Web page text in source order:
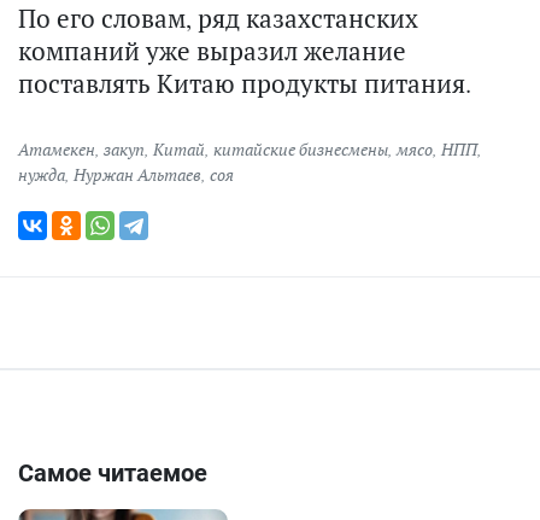
По его словам, ряд казахстанских
компаний уже выразил желание
поставлять Китаю продукты питания.
Атамекен, закуп, Китай, китайские бизнесмены,мясо, НПП,
нужда, Нуржан Альтаев, соя
Самое читаемое